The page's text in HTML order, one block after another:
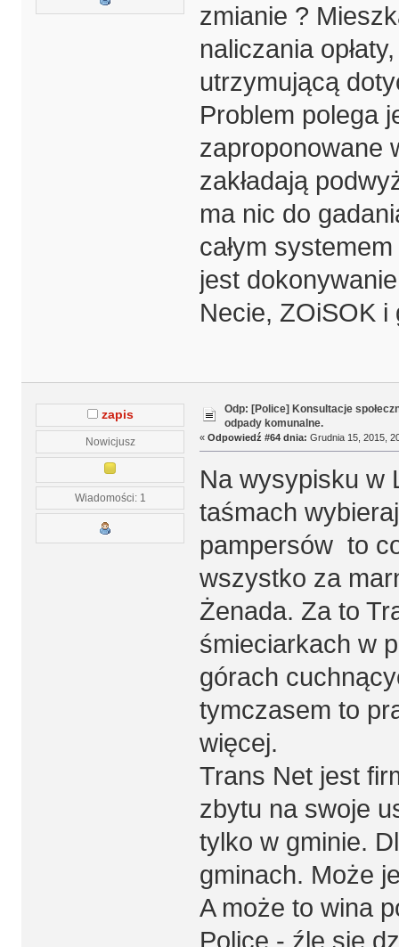
zmianie ?
naliczania
utrzymującą
Problem polega
zaproponowane
zakładają
ma nic do
całym
jest
Necie, ZOiSOK i
zapis
Nowicjusz
Wiadomości: 1
Odp: [Police] Konsultacje
odpady komunalne.
« Odpowiedź #64 dnia: Grudnia 15, 2015,
Na wysypisku w
taśmach
pampersów to
wszystko za
Żenada. Za to
śmieciarkach w
górach
tymczasem to
więcej.
Trans Net jest
zbytu na swoje
tylko w gminie.
gminach. Może
A może to wina
Police - źle się